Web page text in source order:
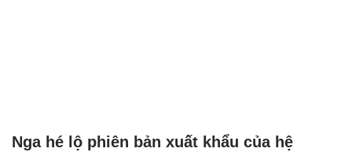
Nga hé lộ phiên bản xuất khẩu của hệ